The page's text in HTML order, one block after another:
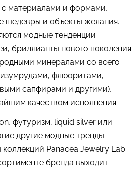
материалами и формами,
шедевры и объекты желания.
модные тенденции
бриллианты нового поколения
минералами со всего
флюоритами,
сапфирами и другими),
качеством исполнения.
футуризм, liquid silver или
другие модные тренды
Panacea Jewelry Lab.
бренда выходит